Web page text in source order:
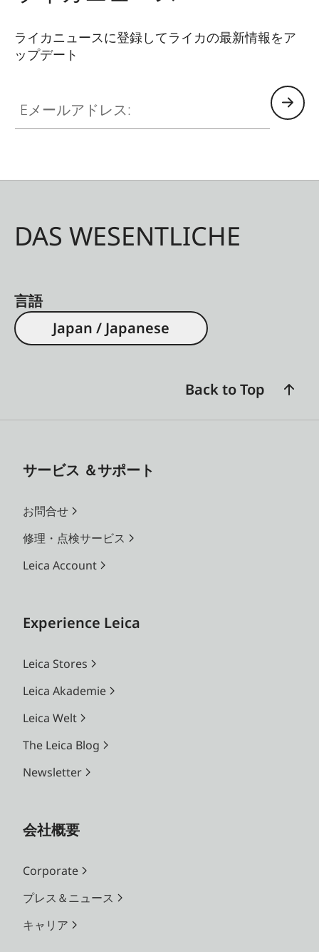
ライカニュースに登録してライカの最新情報をア
ップデート
DAS WESENTLICHE
言語
Japan / Japanese
Back to Top
サービス ＆サポート
お問合せ
修理・点検サービス
Leica Account
Experience Leica
Leica Stores
Leica Akademie
Leica Welt
The Leica Blog
Newsletter
会社概要
Corporate
プレス＆ニュース
キャリア